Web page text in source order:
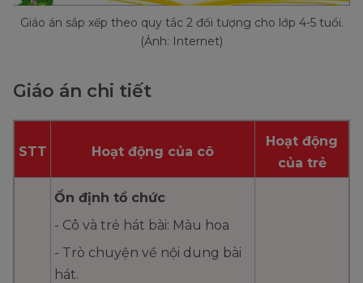
Giáo án sắp xếp theo quy tắc 2 đối tượng cho lớp 4-5 tuổi.
(Ảnh: Internet)
Giáo án chi tiết
STT Hoạt động của cô
Hoạt động
của trẻ
Ổn định tổ chức
- Cô và trẻ hát bài: Màu hoa
- Trò chuyện về nội dung bài
hát.